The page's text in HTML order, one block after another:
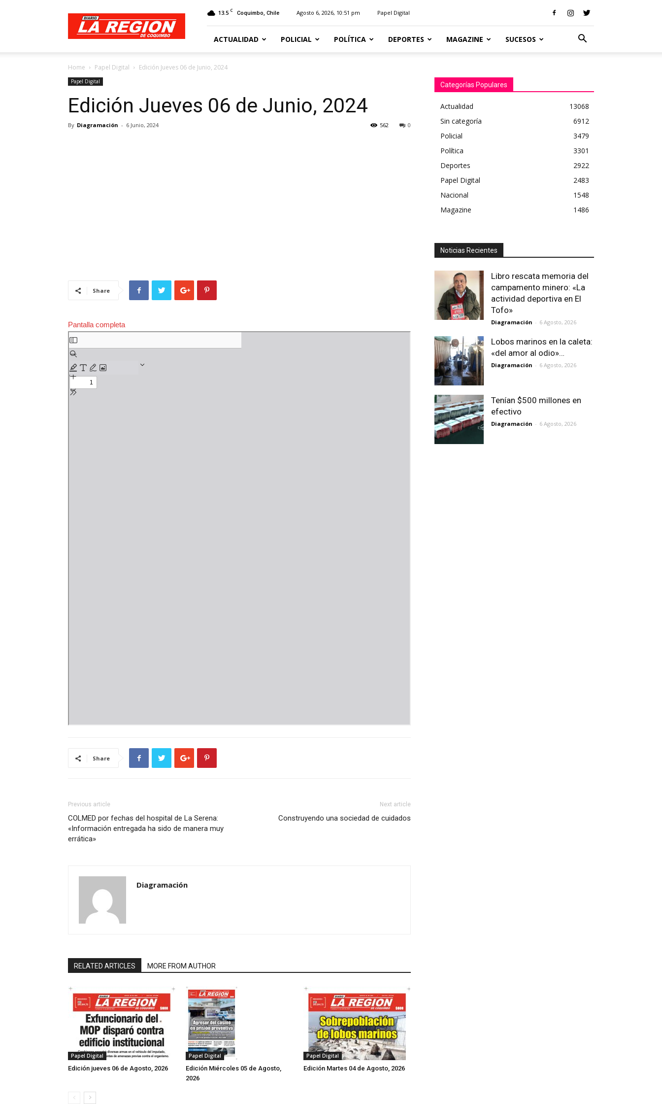
Diario
Región
13.5 C Coquimbo, Chile Agosto 6, 2026, 10:51 pm Papel Digital
ACTUALIDAD POLICIAL POLÍTICA DEPORTES MAGAZINE SUCESOS
Home Papel Digital Edición Jueves 06 de Junio, 2024
Papel Digital
Edición Jueves 06 de Junio, 2024
By Diagramación - 6 Junio, 2024 0
562
Share
Pantalla completa
Saltar
al
contenido
del
PDF
Share
Previous article
COLMED por fechas del hospital de La Serena:
«Información entregada ha sido de manera muy
errática»
Next article
Construyendo una sociedad de cuidados
Diagramación
RELATED ARTICLES MORE FROM AUTHOR
Papel Digital
Edición jueves 06 de Agosto, 2026
Papel Digital
Edición Miércoles 05 de Agosto,
2026
Papel Digital
Edición Martes 04 de Agosto, 2026
Categorías Populares
Actualidad
13068
Sin categoría
6912
Policial
3479
Política
3301
Deportes
2922
Papel Digital
2483
Nacional
1548
Magazine
1486
Noticias Recientes
Libro rescata memoria del
campamento minero: «La
actividad deportiva en El
Tofo»
Diagramación - 6 Agosto, 2026
Lobos marinos en la caleta:
«del amor al odio»…
Diagramación - 6 Agosto, 2026
Tenían $500 millones en
efectivo
Diagramación - 6 Agosto, 2026